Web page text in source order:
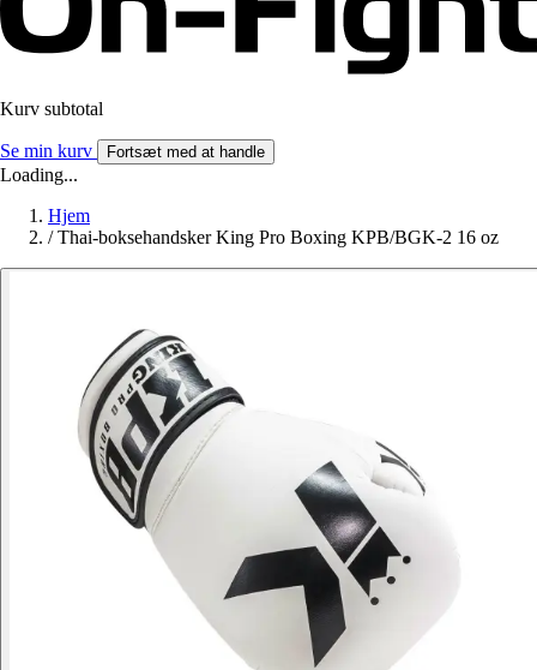
Kurv subtotal
Se min kurv Fortsæt med at handle
Loading...
Hjem
/ Thai-boksehandsker King Pro Boxing KPB/BGK-2 16 oz